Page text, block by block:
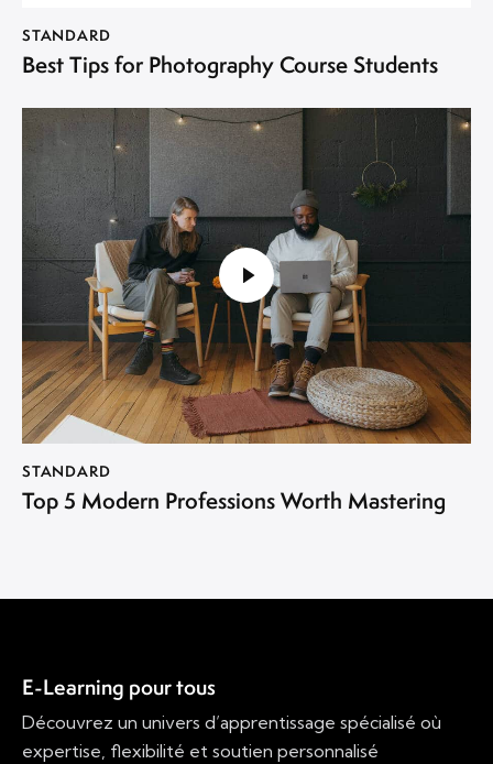
STANDARD
Best Tips for Photography Course Students
STANDARD
Top 5 Modern Professions Worth Mastering
E-Learning pour tous
Découvrez un univers d’apprentissage spécialisé où
expertise, flexibilité et soutien personnalisé